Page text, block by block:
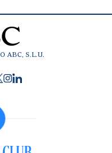
ABC, S.L.U.